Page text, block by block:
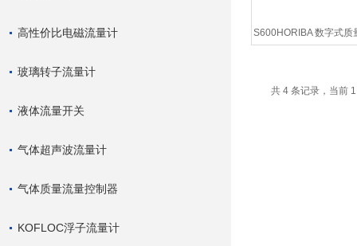
高性价比电磁流量计
玻璃转子流量计
液体流量开关
气体超声波流量计
气体质量流量控制器
KOFLOC浮子流量计
S600HORIBA 数字式质
共 4 条记录，当前